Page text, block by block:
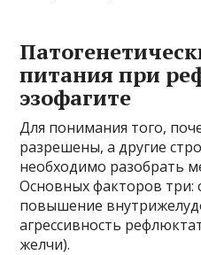
питания при
эзофагите
Для понимания того,
разрешены, а другие
необходимо разобрать
Основных факторов три:
повышение
агрессивность
желчи).